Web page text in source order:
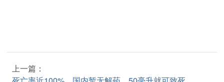
上一篇：